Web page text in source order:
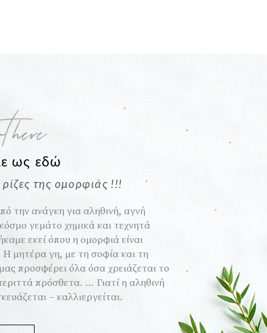
ως εδώ
της ομορφιάς !!!
την ανάγκη για αληθινή, αγνή
γεμάτο χημικά και τεχνητά
εκεί όπου η ομορφιά είναι
μητέρα γη, με τη σοφία και τη
προσφέρει όλα όσα χρειάζεται το
πρόσθετα. ... Γιατί η αληθινή
– καλλιεργείται.